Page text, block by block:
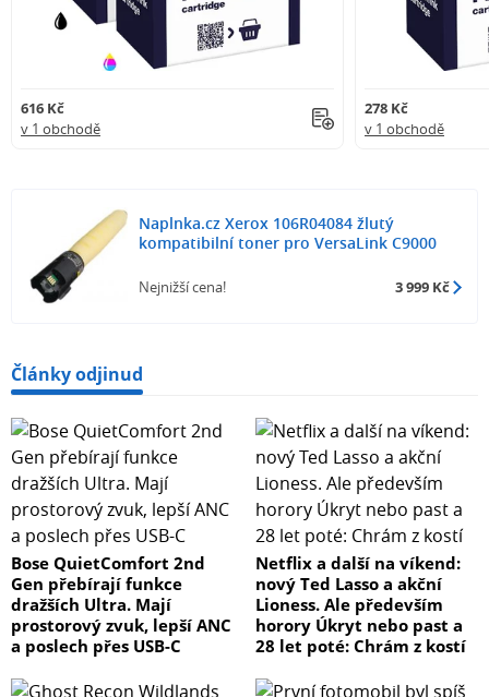
616 Kč
v 1 obchodě
278 Kč
v 1 obchodě
Naplnka.cz Xerox 106R04084 žlutý
kompatibilní toner pro VersaLink C9000
Nejnižší cena! 3 999 Kč
Články odjinud
Bose QuietComfort 2nd
Gen přebírají funkce
dražších Ultra. Mají
prostorový zvuk, lepší ANC
a poslech přes USB-C
Netflix a další na víkend:
nový Ted Lasso a akční
Lioness. Ale především
horory Úkryt nebo past a
28 let poté: Chrám z kostí